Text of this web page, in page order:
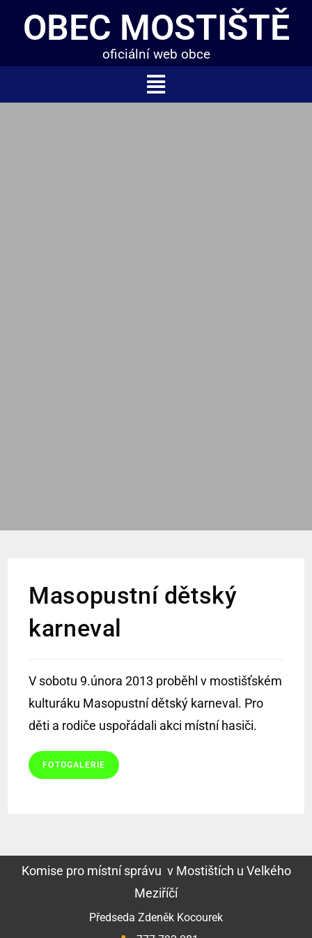
OBEC MOSTIŠTĚ
oficiální web obce
Masopustní dětský
karneval
V sobotu 9.února 2013 proběhl v mostišťském
kulturáku Masopustní dětský karneval. Pro
děti a rodiče uspořádali akci místní hasiči.
FOTOGALERIE
Komise pro místní správu v Mostištích u Velkého
Meziříčí
Předseda Zdeněk Kocourek